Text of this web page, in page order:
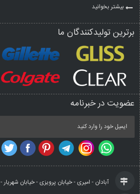
بیشتر بخوانید
برترین تولیدکنندگان ما
عضویت در خبرنامه
آبادان - امیری - خیابان پرویزی - خیابان شهریار